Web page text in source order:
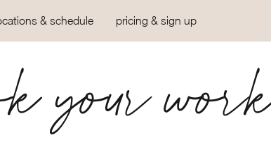
& schedule pricing & sign up
your